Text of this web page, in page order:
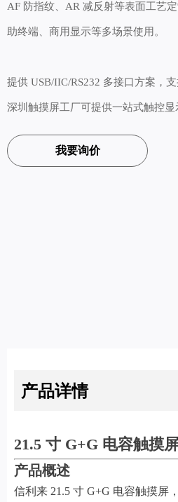
AF 防指纹、AR 减反射等表面工艺
助终端、商用显示等多场景使用。
提供 USB/IIC/RS232 多接口方案，
深圳触摸屏工厂可提供一站式触控显
我要询价
21.5 寸 G+G 电容触摸
产品概述
信利来 21.5 寸 G+G 电容触摸屏
产品详情